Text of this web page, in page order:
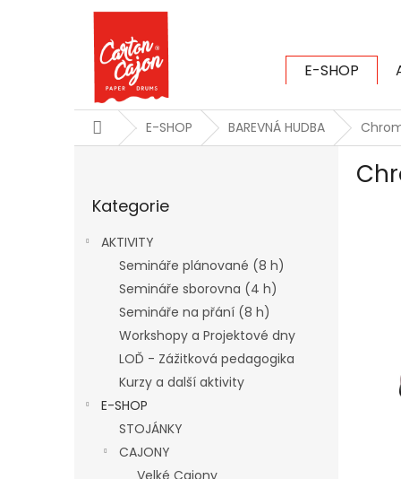
E-SHOP
DomůE-SHOP BAREVNÁ HUDBA
kategorie
Kategorie
AKTIVITY
Semináře plánované (8 h)
Semináře sborovna (4 h)
Semináře na přání (8 h)
Workshopy a Projektové dny
LOĎ - Zážitková pedagogika
Kurzy a další aktivity
E-SHOP
STOJÁNKY
CAJONY
Velké Cajony